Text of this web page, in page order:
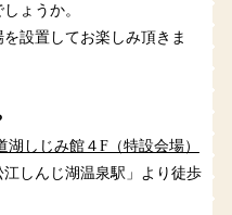
ょうか。
設置してお楽しみ頂きま
しじみ館４F（特設会場）
しんじ湖温泉駅」より徒歩